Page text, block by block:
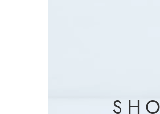
S H O